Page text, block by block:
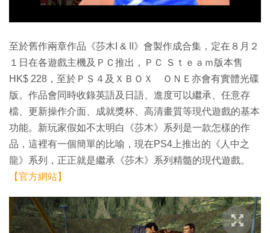
至於舊作兩章作品《莎木I & II》會製作成合集，定在８月２
１日在各遊戲主機及ＰＣ推出，ＰＣ Ｓｔｅａｍ版本售
HK$ 228，至於ＰＳ４及ＸＢＯＸ ＯＮＥ亦會有實體光碟
版。作品會同時收錄英語及日語、進度可以繼承、任意存
檔、更新操作介面、成就獎杯、高清畫質等現代遊戲的基本
功能。新玩家假如不太明白《莎木》系列是一款怎樣的作
品，這裡有一個簡單的比喻，現在PS4上推出的《人中之
龍》系列，正正就是繼承《莎木》系列精髓的現代遊戲。
【官方網站】